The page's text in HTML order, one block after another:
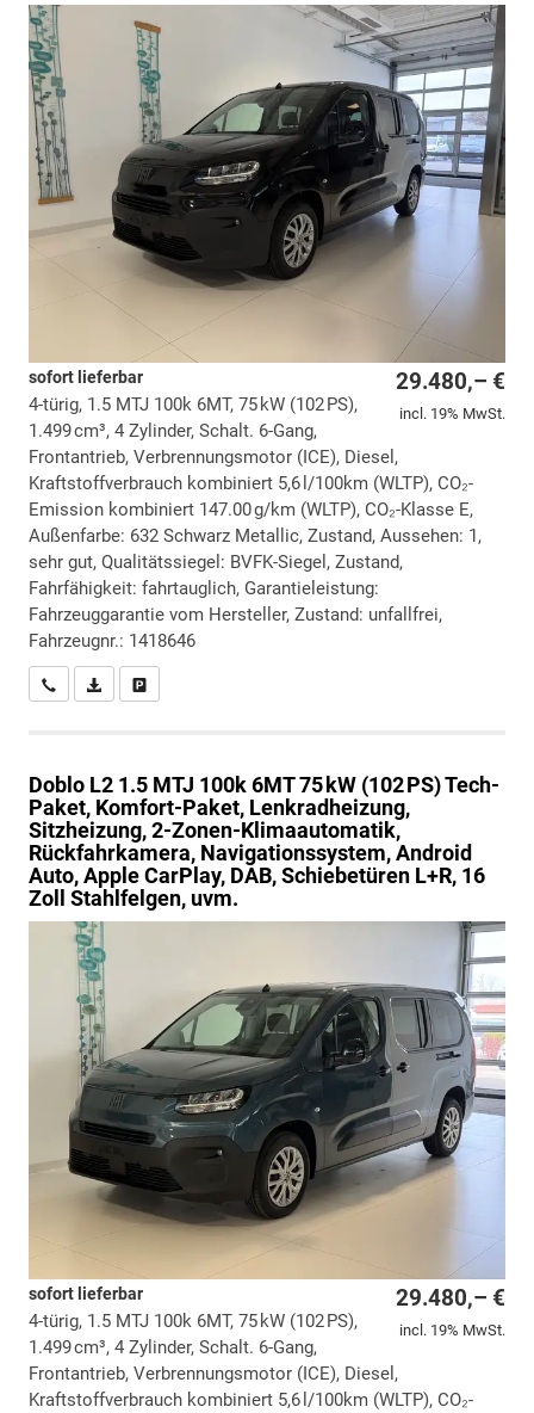
29.480,– €
incl. 19% MwSt.
sofort lieferbar
4-türig, 1.5 MTJ 100k 6MT, 75 kW (102 PS),
1.499 cm³, 4 Zylinder, Schalt. 6-Gang,
Frontantrieb, Verbrennungsmotor (ICE), Diesel,
Kraftstoffverbrauch kombiniert 5,6 l/100km (WLTP), CO₂-
Emission kombiniert 147.00 g/km (WLTP), CO₂-Klasse E,
Außenfarbe: 632 Schwarz Metallic, Zustand, Aussehen: 1,
sehr gut, Qualitätssiegel: BVFK-Siegel, Zustand,
Fahrfähigkeit: fahrtauglich, Garantieleistung:
Fahrzeuggarantie vom Hersteller, Zustand: unfallfrei,
Fahrzeugnr.: 1418646
Wir rufen Sie anPDF-Datei, Fahrzeugexposé drucken
Doblo L2 1.5 MTJ 100k 6MT 75 kW (102 PS) Tech-
Paket, Komfort-Paket, Lenkradheizung,
Sitzheizung, 2-Zonen-Klimaautomatik,
Rückfahrkamera, Navigationssystem, Android
Auto, Apple CarPlay, DAB, Schiebetüren L+R, 16
Zoll Stahlfelgen, uvm.
29.480,– €
incl. 19% MwSt.
sofort lieferbar
4-türig, 1.5 MTJ 100k 6MT, 75 kW (102 PS),
1.499 cm³, 4 Zylinder, Schalt. 6-Gang,
Frontantrieb, Verbrennungsmotor (ICE), Diesel,
Kraftstoffverbrauch kombiniert 5,6 l/100km (WLTP), CO₂-